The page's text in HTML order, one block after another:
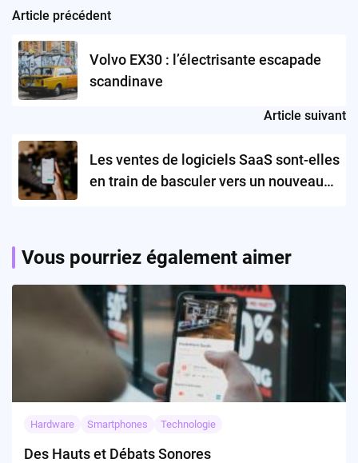
Post
navigation
Article précédent
Volvo EX30 : l’électrisante escapade
scandinave
Article suivant
Les ventes de logiciels SaaS sont-elles
en train de basculer vers un nouveau
Vous pourriez également aimer
Hardware Smartphones Technologie
Des Hauts et Débats Sonores